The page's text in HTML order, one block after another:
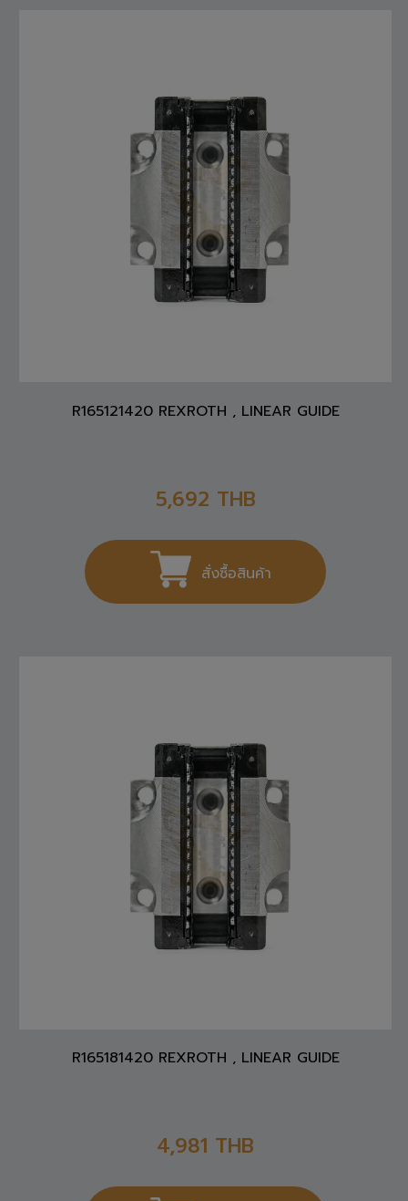
R165121420 REXROTH , LINEAR GUIDE
5,692 THB
สั่งซื้อสินค้า
R165181420 REXROTH , LINEAR GUIDE
4,981 THB